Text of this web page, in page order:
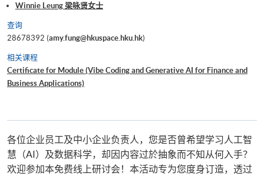
Winnie Leung 梁咏贤女士
查询
28678392 (amy.fung@hkuspace.hku.hk)
相关课程
Certificate for Module (Vibe Coding and Generative AI for Finance and
Business Applications)
各位企业员工及中小企业负责人，您是否曾希望学习人工智
慧（AI）及数据科学，却因内容过於抽象而不知从何入手？
欢迎参加本免费线上研讨会！本活动专为您度身订造，透过